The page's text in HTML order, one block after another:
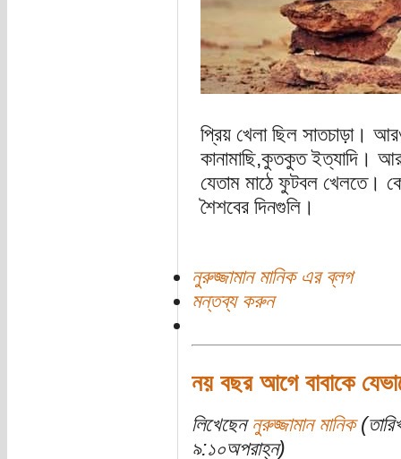
প্রিয় খেলা ছিল সাতচাড়া।
কানামাছি,কুতকুত ইত্যাদি। আর
যেতাম মাঠে ফুটবল খেলতে।
শৈশবের দিনগুলি।
নুরুজ্জামান মানিক এর ব্লগ
মন্তব্য করুন
নয় বছর আগে বাবাকে
লিখেছেন নুরুজ্জামান মানিক
৯:১০অপরাহ্ন)